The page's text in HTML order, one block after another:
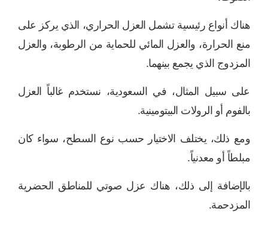
هناك أنواع رئيسية تشمل العزل الحراري، الذي يركز على
منع الحرارة، والعزل المائي للحماية من الرطوبة، والعزل
المزدوج الذي يجمع بينهما.
على سبيل المثال، في السعودية، نستخدم غالباً العزل
بالفوم أو الرولات البيتومينية.
ومع ذلك، يختلف الاختيار حسب نوع السطح، سواء كان
مبلطاً أو معدنياً.
بالإضافة إلى ذلك، هناك عزل صوتي للمناطق الحضرية
المزدحمة.